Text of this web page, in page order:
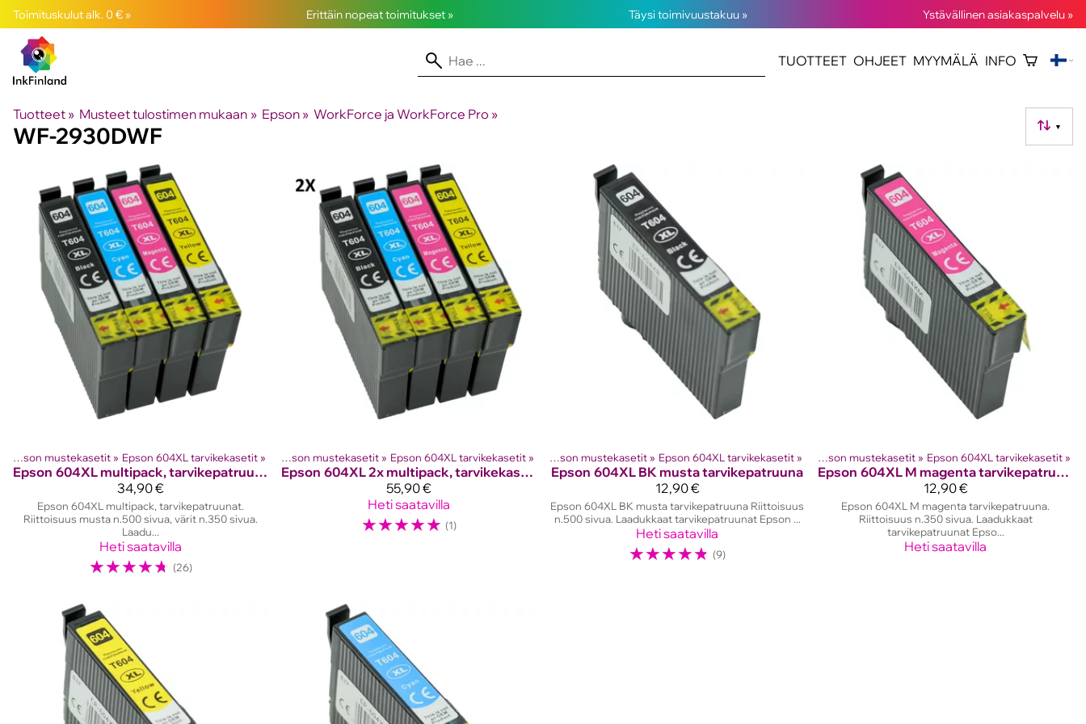
Toimituskulut alk. 0 € » Erittäin nopeat toimitukset » Täysi toimivuustakuu » Ystävällinen asiakaspalvelu »
TUOTTEET OHJEET MYYMÄLÄ INFO
Tuotteet ‪» Musteet tulostimen mukaan ‪» Epson ‪» WorkForce ja WorkForce Pro ‪»
▼
WF-2930DWF
Epson mustekasetit ‪» Epson 604XL tarvikekasetit ‪»
Epson
604XL multipack, tarvikepatruunat
34,90 €
Epson 604XL multipack, tarvikepatruunat.
Riittoisuus musta n.500 sivua, värit n.350 sivua.
Laadu...
Heti saatavilla
☆☆☆☆☆ (26)
Tuotteet‪» Mustesuihkutulostinten kasetit Epson mustekasetit ‪» Epson 604XL tarvikekasetit ‪»
Epson
604XL 2x multipack, tarvikekasetit
55,90 €
Heti saatavilla
☆☆☆☆☆ (1)
Tuotteet‪» Mustesuihkutulostinten kasetit Epson mustekasetit ‪» Epson 604XL tarvikekasetit ‪»
Epson 604XL BK musta tarvikepatruuna
12,90 €
Epson 604XL BK musta tarvikepatruuna Riittoisuus
n.500 sivua. Laadukkaat tarvikepatruunat Epson ...
Heti saatavilla
☆☆☆☆☆ (9)
Tuotteet‪» Mustesuihkutulostinten kasetit Epson mustekasetit ‪» Epson 604XL tarvikekasetit ‪»
Epson
604XL M magenta tarvikepatruuna
12,90 €
Epson 604XL M magenta tarvikepatruuna.
Riittoisuus n.350 sivua. Laadukkaat
tarvikepatruunat Epso...
Heti saatavilla